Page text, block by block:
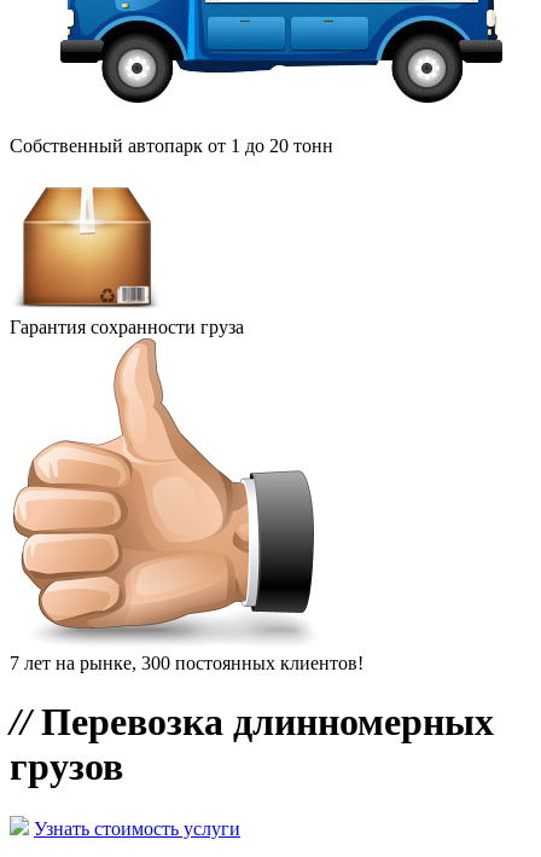
Собственный автопарк от 1 до 20 тонн
Гарантия сохранности груза
7 лет на рынке, 300 постоянных клиентов!
//Перевозка длинномерных
грузов
Узнать стоимость услуги